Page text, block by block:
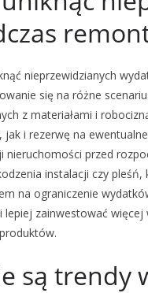
nieprzewidzianych
się na różne
z materiałami i
jak i rezerwę na
nieruchomości przed
instalacji czy
na ograniczenie
lepiej zainwestować
są trendy